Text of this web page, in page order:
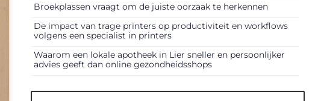
Broekplassen vraagt om de juiste oorzaak te herkennen
De impact van trage printers op productiviteit en workflows
volgens een specialist in printers
Waarom een lokale apotheek in Lier sneller en persoonlijker
advies geeft dan online gezondheidsshops